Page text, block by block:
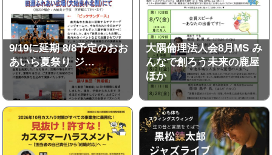
9/19に延期 8/8予定のおお
あいら夏祭り ジ…
大隅倫理法人会8月MS み
んなで創ろう未来の鹿屋
ほか